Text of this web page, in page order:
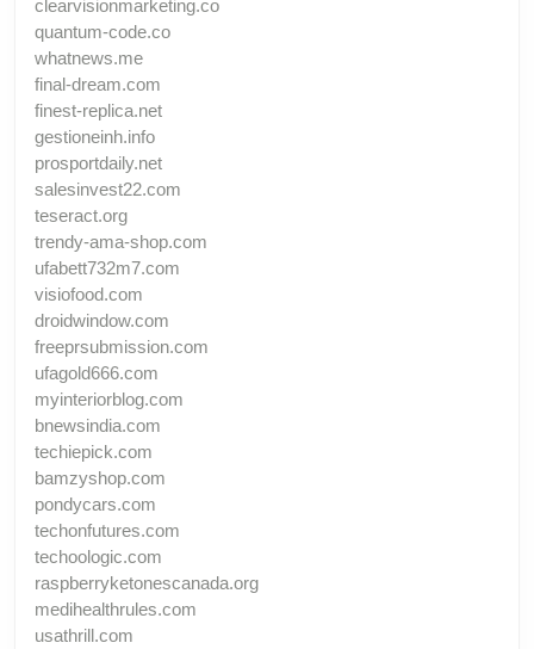
clearvisionmarketing.co
quantum-code.co
whatnews.me
final-dream.com
finest-replica.net
gestioneinh.info
prosportdaily.net
salesinvest22.com
teseract.org
trendy-ama-shop.com
ufabett732m7.com
visiofood.com
droidwindow.com
freeprsubmission.com
ufagold666.com
myinteriorblog.com
bnewsindia.com
techiepick.com
bamzyshop.com
pondycars.com
techonfutures.com
techoologic.com
raspberryketonescanada.org
medihealthrules.com
usathrill.com